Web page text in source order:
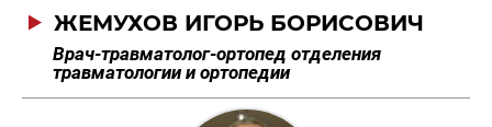
ЖЕМУХОВ ИГОРЬ БОРИСОВИЧ
Врач-травматолог-ортопед отделения
травматологии и ортопедии